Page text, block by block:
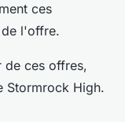
ces
l'offre.
de ces offres,
Stormrock High.